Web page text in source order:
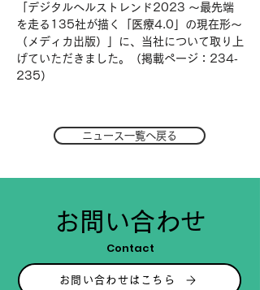
「デジタルヘルストレンド2023 〜最先端
を走る135社が描く「医療4.0」の現在形〜
（メディカ出版）」に、当社について取り上
げていただきました。（掲載ページ：234‐
235）
ニュース一覧へ戻る
お問い合わせ
Contact
お問い合わせはこちら